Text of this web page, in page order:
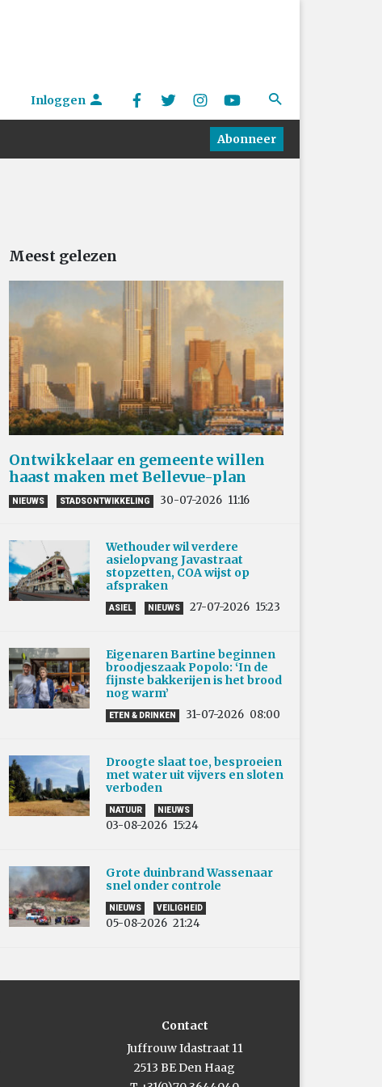
Inloggen
Abonneer
Meest gelezen
Ontwikkelaar en gemeente willen
haast maken met Bellevue-plan
NIEUWS STADSONTWIKKELING 30-07-2026 11:16
Wethouder wil verdere
asielopvang Javastraat
stopzetten, COA wijst op
afspraken
ASIEL NIEUWS 27-07-2026 15:23
Eigenaren Bartine beginnen
broodjeszaak Popolo: ‘In de
fijnste bakkerijen is het brood
nog warm’
ETEN & DRINKEN 31-07-2026 08:00
Droogte slaat toe, besproeien
met water uit vijvers en sloten
verboden
NATUUR NIEUWS
03-08-2026 15:24
Grote duinbrand Wassenaar
snel onder controle
NIEUWS VEILIGHEID
05-08-2026 21:24
Contact
Juffrouw Idastraat 11
2513 BE Den Haag